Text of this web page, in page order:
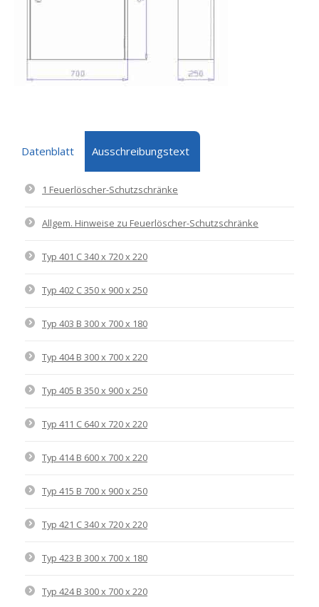
Datenblatt Ausschreibungstext
1 Feuerlöscher-Schutzschränke
Allgem. Hinweise zu Feuerlöscher-Schutzschränke
Typ 401 C 340 x 720 x 220
Typ 402 C 350 x 900 x 250
Typ 403 B 300 x 700 x 180
Typ 404 B 300 x 700 x 220
Typ 405 B 350 x 900 x 250
Typ 411 C 640 x 720 x 220
Typ 414 B 600 x 700 x 220
Typ 415 B 700 x 900 x 250
Typ 421 C 340 x 720 x 220
Typ 423 B 300 x 700 x 180
Typ 424 B 300 x 700 x 220